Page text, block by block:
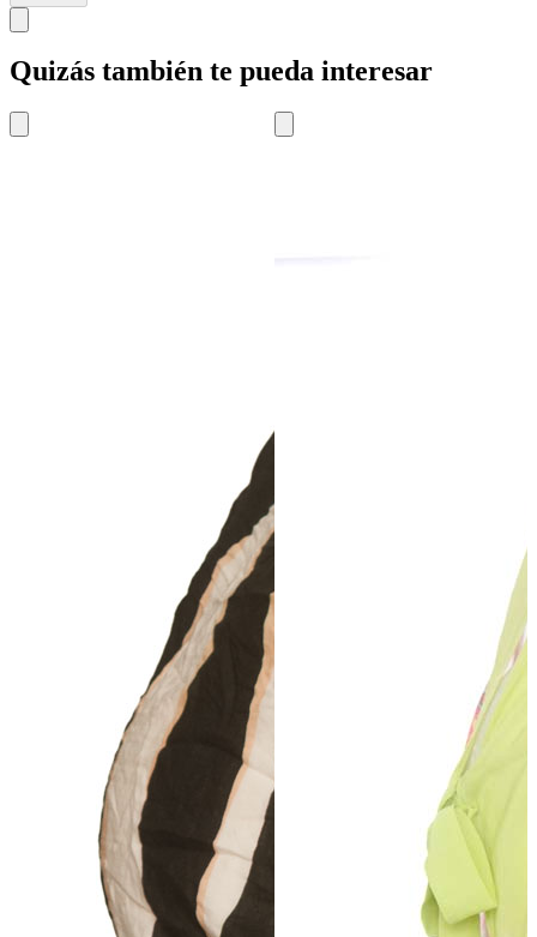
Quizás también te pueda interesar